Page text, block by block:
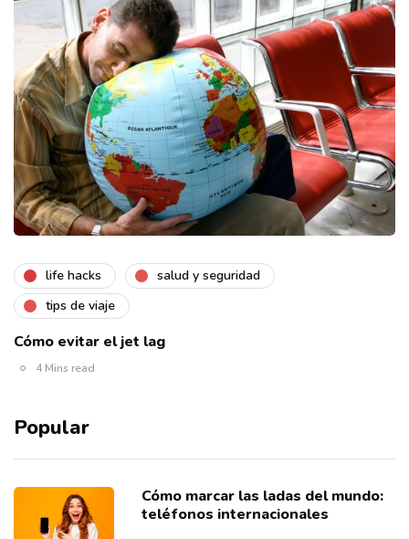
life hacks
salud y seguridad
tips de viaje
Cómo evitar el jet lag
4 Mins read
Popular
Cómo marcar las ladas del mundo:
teléfonos internacionales